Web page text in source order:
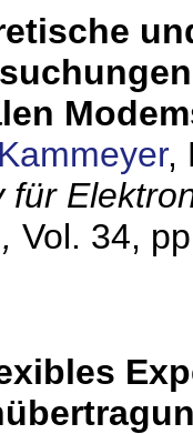
,
für
Vol. 34,